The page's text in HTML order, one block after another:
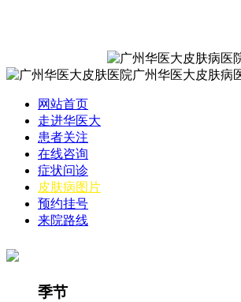
网站首页
走进华医大
患者关注
在线咨询
症状问诊
皮肤病图片
预约挂号
来院路线
季节